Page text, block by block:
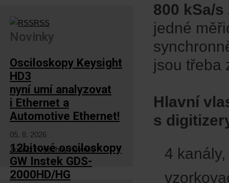
800 kSa/
jedné
jsou třeba
Hlavní
s
4
RSS
Novinky
Osciloskopy Keysight
HD3
nyní umí analyzovat
i Ethernet a
Automotive Ethernet!
05. 8. 2026
12bitové osciloskopy
GW Instek GDS-
2000HD/HG
Zobrazit všechny novinky